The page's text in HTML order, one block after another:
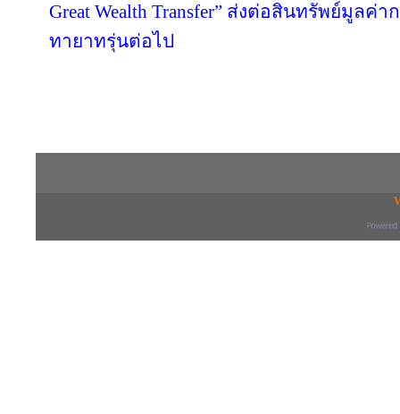
Great Wealth Transfer” ส่งต่อสินทรัพย์มูลค่
ทายาทรุ่นต่อไป